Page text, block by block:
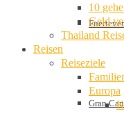
Gran
10
Geld
Thailand
Reisen
Reiseziele
Europa